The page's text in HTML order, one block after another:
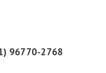
96770-2768